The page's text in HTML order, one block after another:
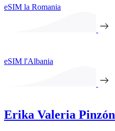
eSIM la Romania
eSIM l'Albania
Erika Valeria Pinzón